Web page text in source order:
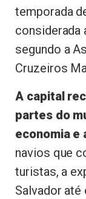
temporada
considerada
segundo a
Cruzeiros
A capital
partes do
economia e
navios que
turistas, a
Salvador